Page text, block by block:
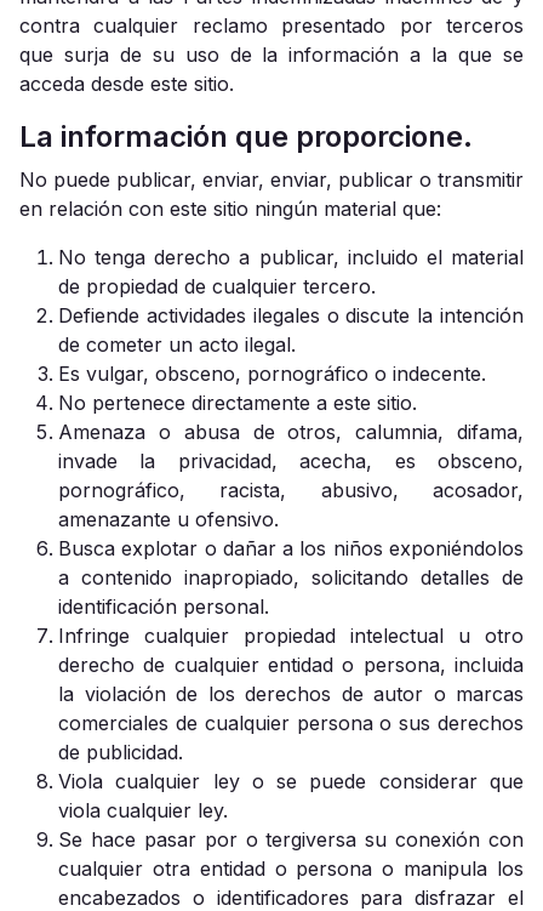
contra cualquier reclamo presentado por terceros
que surja de su uso de la información a la que se
acceda desde este sitio.
La información que proporcione.
No puede publicar, enviar, enviar, publicar o transmitir
en relación con este sitio ningún material que:
No tenga derecho a publicar, incluido el material
de propiedad de cualquier tercero.
Defiende actividades ilegales o discute la intención
de cometer un acto ilegal.
Es vulgar, obsceno, pornográfico o indecente.
No pertenece directamente a este sitio.
Amenaza o abusa de otros, calumnia, difama,
invade la privacidad, acecha, es obsceno,
pornográfico, racista, abusivo, acosador,
amenazante u ofensivo.
Busca explotar o dañar a los niños exponiéndolos
a contenido inapropiado, solicitando detalles de
identificación personal.
Infringe cualquier propiedad intelectual u otro
derecho de cualquier entidad o persona, incluida
la violación de los derechos de autor o marcas
comerciales de cualquier persona o sus derechos
de publicidad.
Viola cualquier ley o se puede considerar que
viola cualquier ley.
Se hace pasar por o tergiversa su conexión con
cualquier otra entidad o persona o manipula los
encabezados o identificadores para disfrazar el